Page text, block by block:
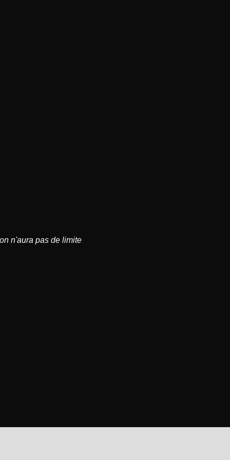
n'aura pas de limite